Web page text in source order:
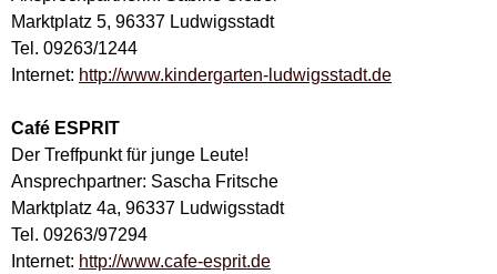
Marktplatz 5, 96337 Ludwigsstadt
Tel. 09263/1244
Internet: http://www.kindergarten-ludwigsstadt.de
Café ESPRIT
Der Treffpunkt für junge Leute!
Ansprechpartner: Sascha Fritsche
Marktplatz 4a, 96337 Ludwigsstadt
Tel. 09263/97294
Internet: http://www.cafe-esprit.de